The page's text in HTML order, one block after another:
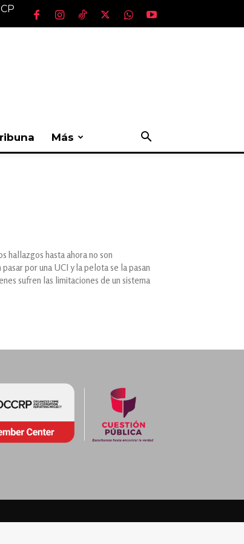
Más
hallazgos hasta ahora no son
por una UCI y la pelota se la pasan
sufren las limitaciones de un sistema